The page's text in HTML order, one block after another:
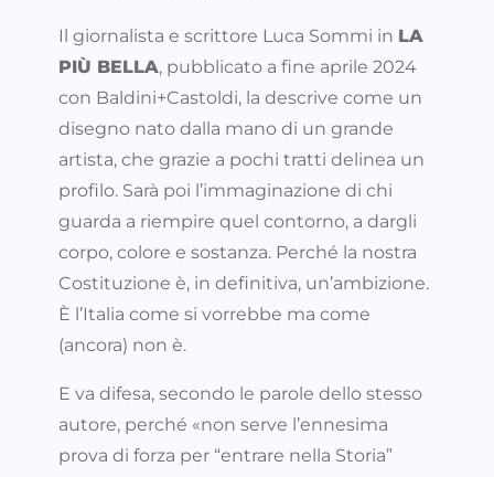
Il giornalista e scrittore Luca Sommi in LA
PIÙ BELLA, pubblicato a fine aprile 2024
con Baldini+Castoldi, la descrive come un
disegno nato dalla mano di un grande
artista, che grazie a pochi tratti delinea un
profilo. Sarà poi l’immaginazione di chi
guarda a riempire quel contorno, a dargli
corpo, colore e sostanza. Perché la nostra
Costituzione è, in definitiva, un’ambizione.
È l’Italia come si vorrebbe ma come
(ancora) non è.
E va difesa, secondo le parole dello stesso
autore, perché «non serve l’ennesima
prova di forza per “entrare nella Storia”